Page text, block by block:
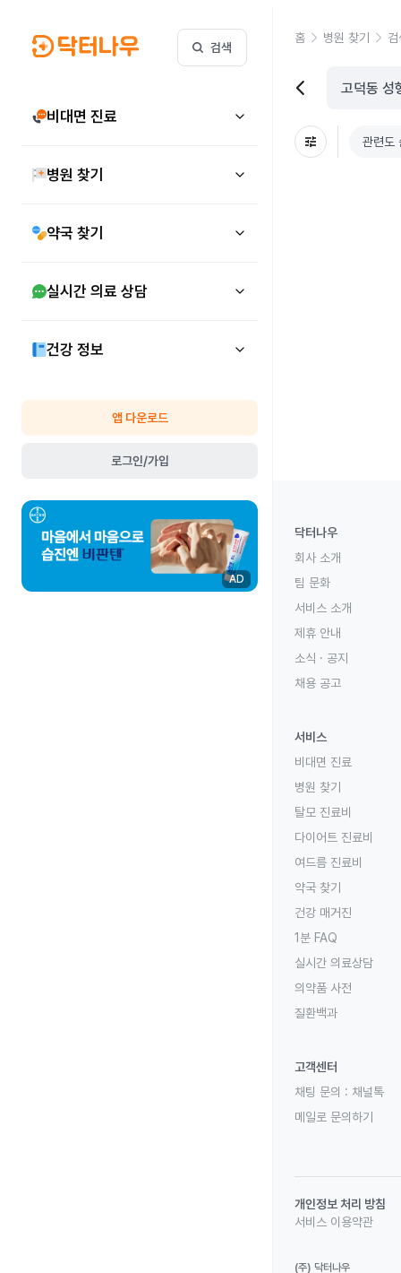
검색
비대면 진료
병원 찾기
약국 찾기
실시간 의료 상담
건강 정보
앱 다운로드
로그인/가입
AD
홈 병원 찾기
관련도
닥터나우
회사 소개
팀 문화
서비스 소개
제휴 안내
소식 · 공지
채용 공고
서비스
비대면 진료
병원 찾기
탈모 진료비
다이어트 진료비
여드름 진료비
약국 찾기
건강 매거진
1분 FAQ
실시간 의료상담
의약품 사전
질환백과
고객센터
채팅 문의 : 채널톡
메일로 문의하기
개인정보 처리 방침
서비스 이용약관
(주) 닥터나우